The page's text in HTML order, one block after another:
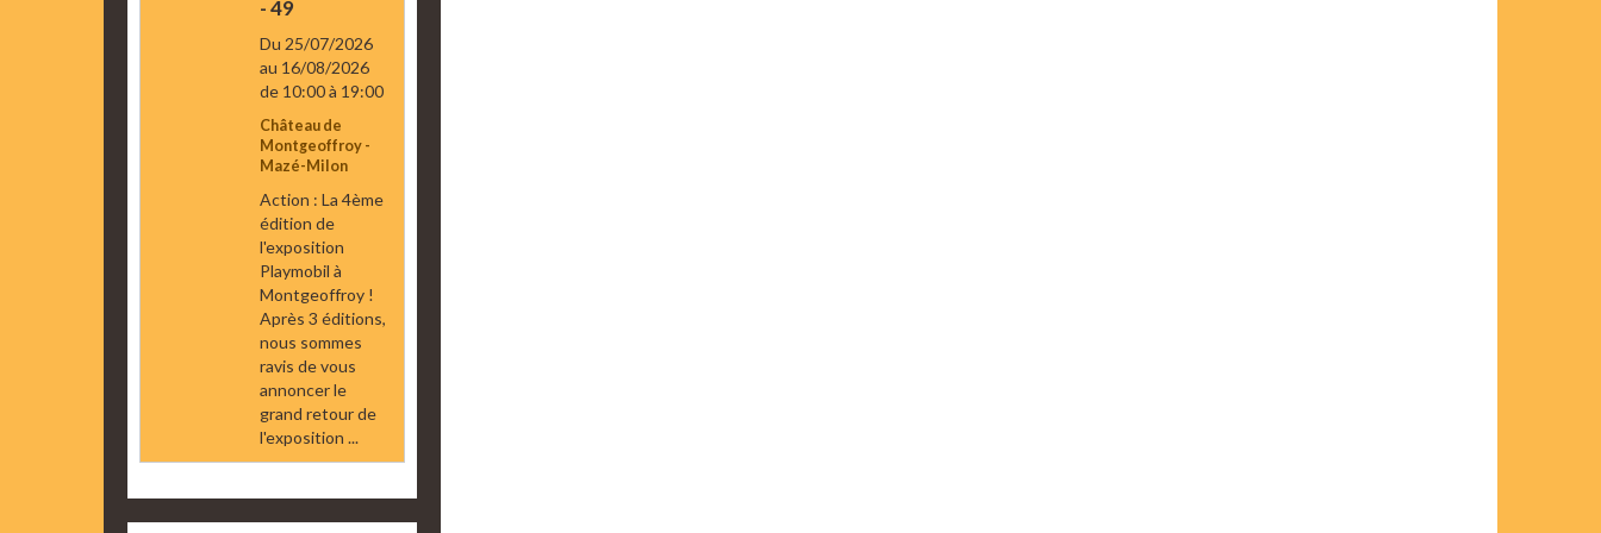
- 49
Du 25/07/2026
au 16/08/2026
de 10:00à 19:00
Château de
Montgeoffroy -
Mazé-Milon
Action : La 4ème
édition de
l'exposition
Playmobil à
Montgeoffroy !
Après 3 éditions,
nous sommes
ravis de vous
annoncer le
grand retour de
l'exposition ...